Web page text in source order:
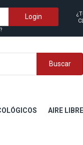
Buscar
AIRE LIBRE